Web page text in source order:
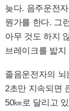
늦다. 음주운전
뭔가를 한다. 그
아무 것도 하지
브레이크를 밟
졸음운전자의
2초만 지속되면
50㎞로 달리고